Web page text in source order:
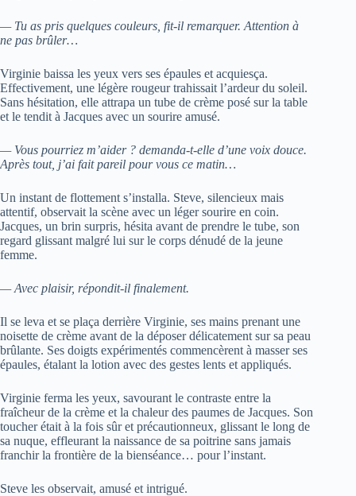
— Tu as pris quelques couleurs, fit-il remarquer. Attention à
ne pas brûler…
Virginie baissa les yeux vers ses épaules et acquiesça.
Effectivement, une légère rougeur trahissait l’ardeur du soleil.
Sans hésitation, elle attrapa un tube de crème posé sur la table
et le tendit à Jacques avec un sourire amusé.
— Vous pourriez m’aider ? demanda-t-elle d’une voix douce.
Après tout, j’ai fait pareil pour vous ce matin…
Un instant de flottement s’installa. Steve, silencieux mais
attentif, observait la scène avec un léger sourire en coin.
Jacques, un brin surpris, hésita avant de prendre le tube, son
regard glissant malgré lui sur le corps dénudé de la jeune
femme.
— Avec plaisir, répondit-il finalement.
Il se leva et se plaça derrière Virginie, ses mains prenant une
noisette de crème avant de la déposer délicatement sur sa peau
brûlante. Ses doigts expérimentés commencèrent à masser ses
épaules, étalant la lotion avec des gestes lents et appliqués.
Virginie ferma les yeux, savourant le contraste entre la
fraîcheur de la crème et la chaleur des paumes de Jacques. Son
toucher était à la fois sûr et précautionneux, glissant le long de
sa nuque, effleurant la naissance de sa poitrine sans jamais
franchir la frontière de la bienséance… pour l’instant.
Steve les observait, amusé et intrigué.